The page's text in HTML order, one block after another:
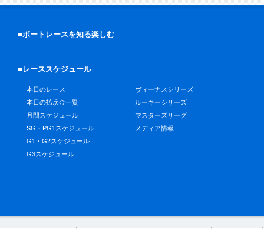
■ボートレースを知る楽しむ
■レーススケジュール
本日のレース
本日の払戻金一覧
月間スケジュール
SG・PG1スケジュール
G1・G2スケジュール
G3スケジュール
ヴィーナスシリーズ
ルーキーシリーズ
マスターズリーグ
メディア情報